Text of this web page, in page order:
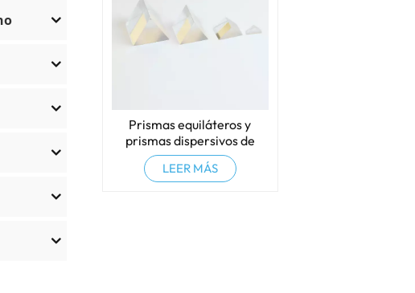
Prismas equiláteros y
prismas dispersivos de
vidrio óptico de alta
calidad
LEER MÁS